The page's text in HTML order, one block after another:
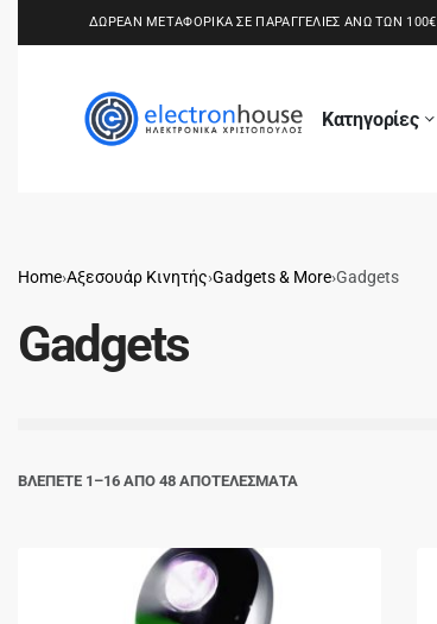
ΔΩΡΕΑΝ ΜΕΤΑΦΟΡΙΚΑ ΣΕ ΠΑΡΑΓΓΕΛΙΕΣ ΑΝΩ ΤΩΝ 100€
Κατηγορίες
Home›Αξεσουάρ Κινητής›Gadgets & More›Gadgets
Gadgets
ΒΛΕΠΕΤΕ 1–16 ΑΠΟ 48 ΑΠΟΤΕΛΕΣΜΑΤΑ